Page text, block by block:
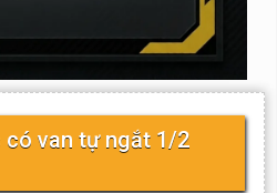
van tự ngắt 1/2